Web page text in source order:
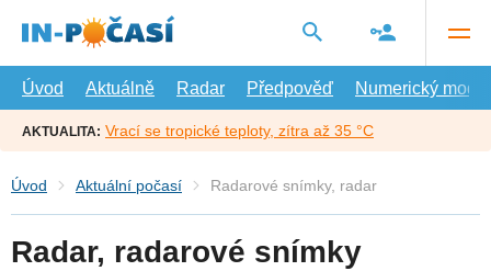
hlavní
Úvod
Aktuálně Radar Předpověď Numerický model
AKTUALITA: Vrací se tropické teploty, zítra až 35 °C
Úvod Aktuální počasí Radarové snímky, radar
Radar, radarové snímky